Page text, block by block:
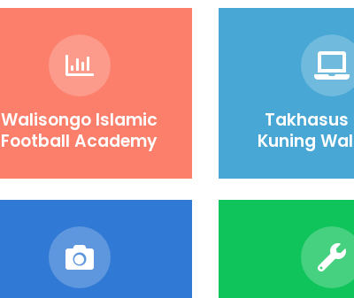
Walisongo Islamic
Football Academy
Takhasus
Kuning